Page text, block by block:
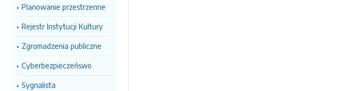
Planowanie przestrzenne
Rejestr Instytucji Kultury
Zgromadzenia publiczne
Cyberbezpieczeńswo
Sygnalista